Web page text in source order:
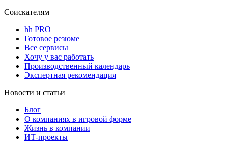
Соискателям
hh PRO
Готовое резюме
Все сервисы
Хочу у вас работать
Производственный календарь
Экспертная рекомендация
Новости и статьи
Блог
О компаниях в игровой форме
Жизнь в компании
ИТ-проекты